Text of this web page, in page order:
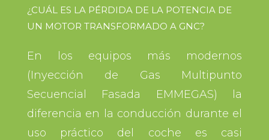
¿CUÁL ES LA PÉRDIDA DE LA POTENCIA DE
UN MOTOR TRANSFORMADO A GNC?
En los equipos más modernos
(Inyección de Gas Multipunto
Secuencial Fasada EMMEGAS) la
diferencia en la conducción durante el
uso práctico del coche es casi